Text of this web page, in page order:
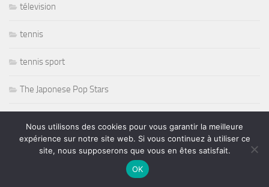
télevision
tennis
tennis sport
The Japonese Pop Stars
Thrash Metal
Nous utilisons des cookies pour vous garantir la meilleure
expérience sur notre site web. Si vous continuez à utiliser ce
site, nous supposerons que vous en êtes satisfait.
OK